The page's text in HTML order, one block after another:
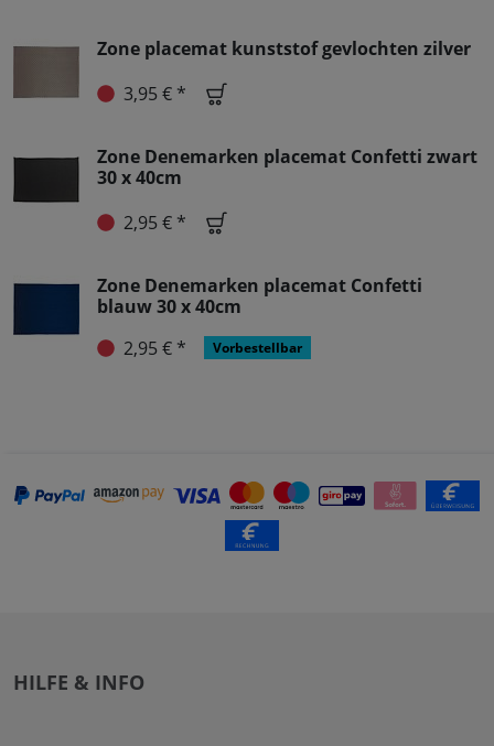
Zone placemat kunststof gevlochten zilver
3,95 € *
Zone Denemarken placemat Confetti zwart
30 x 40cm
2,95 € *
Zone Denemarken placemat Confetti
blauw 30 x 40cm
2,95 € *
Vorbestellbar
HILFE & INFO